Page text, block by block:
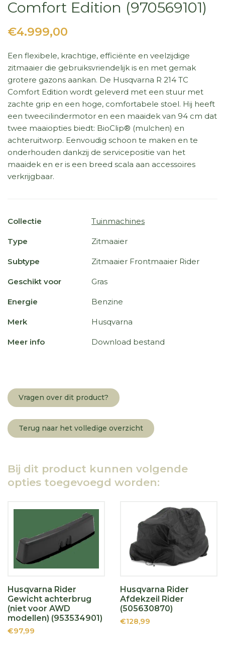
Comfort Edition (970569101)
€4.999,00
Een flexibele, krachtige, efficiënte en veelzijdige
zitmaaier die gebruiksvriendelijk is en met gemak
grotere gazons aankan. De Husqvarna R 214 TC
Comfort Edition wordt geleverd met een stuur met
zachte grip en een hoge, comfortabele stoel. Hij heeft
een tweecilindermotor en een maaidek van 94 cm dat
twee maaiopties biedt: BioClip® (mulchen) en
achteruitworp. Eenvoudig schoon te maken en te
onderhouden dankzij de servicepositie van het
maaidek en er is een breed scala aan accessoires
verkrijgbaar.
Collectie Tuinmachines
Type Zitmaaier
Subtype Zitmaaier Frontmaaier Rider
Geschikt voor Gras
Energie Benzine
Merk Husqvarna
Meer info Download bestand
Vragen over dit product?
Terug naar het volledige overzicht
Bij dit product kunnen volgende
opties toegevoegd worden:
Husqvarna Rider
Gewicht achterbrug
(niet voor AWD
modellen) (953534901)
€97,99
Husqvarna Rider
Afdekzeil Rider
(505630870)
€128,99